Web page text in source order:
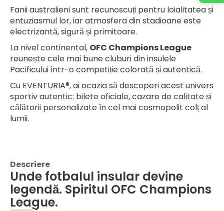
Fanii australieni sunt recunoscuți pentru loialitatea și
entuziasmul lor, iar atmosfera din stadioane este
electrizantă, sigură și primitoare.
La nivel continental, OFC Champions League
reunește cele mai bune cluburi din insulele
Pacificului într-o competiție colorată și autentică.
Cu EVENTURIA®, ai ocazia să descoperi acest univers
sportiv autentic: bilete oficiale, cazare de calitate și
călătorii personalizate în cel mai cosmopolit colț al
lumii.
Descriere
Unde fotbalul insular devine
legendă. Spiritul OFC Champions
League.